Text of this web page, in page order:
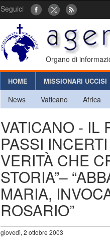
Seguici
Organo di
HOME MISSIONARI UCCISI
News Vaticano Africa
VATICANO - IL
PASSI
VERITÀ CHE
STORIA”–
MARIA,
ROSARIO”
giovedì, 2 ottobre 2003